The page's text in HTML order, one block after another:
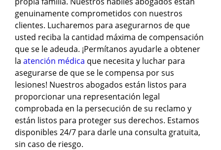
genuinamente comprometidos con nuestros
clientes. Lucharemos para asegurarnos de que
usted reciba la cantidad máxima de compensación
que se le adeuda. ¡Permítanos ayudarle a obtener
la atención médica que necesita y luchar para
asegurarse de que se le compensa por sus
lesiones! Nuestros abogados están listos para
proporcionar una representación legal
comprobada en la persecución de su reclamo y
están listos para proteger sus derechos. Estamos
disponibles 24/7 para darle una consulta gratuita,
sin caso de riesgo.